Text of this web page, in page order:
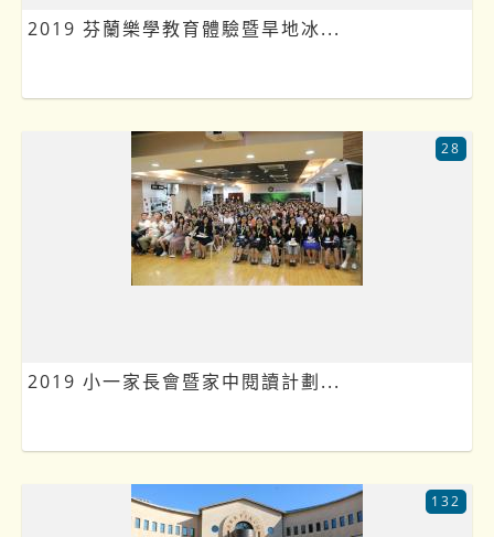
2019 芬蘭樂學教育體驗暨旱地冰...
2019 小一家長會暨家中閱讀計劃...
28
132